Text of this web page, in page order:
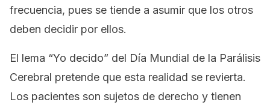
frecuencia, pues se tiende a asumir que los otros
deben decidir por ellos.
El lema “Yo decido” del Día Mundial de la Parálisis
Cerebral pretende que esta realidad se revierta.
Los pacientes son sujetos de derecho y tienen